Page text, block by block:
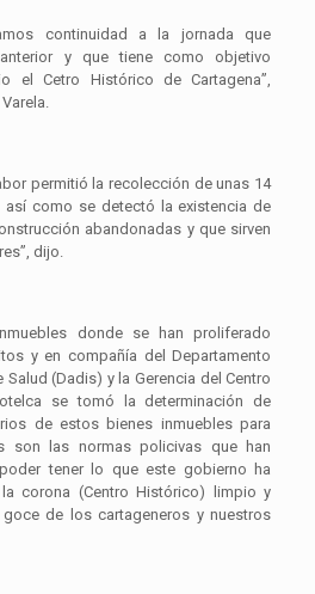
continuidad a la jornada que
y que tiene como objetivo
el Cetro Histórico de Cartagena”,
permitió la recolección de unas 14
así como se detectó la existencia de
abandonadas y que sirven
dijo.
donde se han proliferado
y en compañía del Departamento
(Dadis) y la Gerencia del Centro
se tomó la determinación de
de estos bienes inmuebles para
son las normas policivas que han
tener lo que este gobierno ha
corona (Centro Histórico) limpio y
de los cartageneros y nuestros